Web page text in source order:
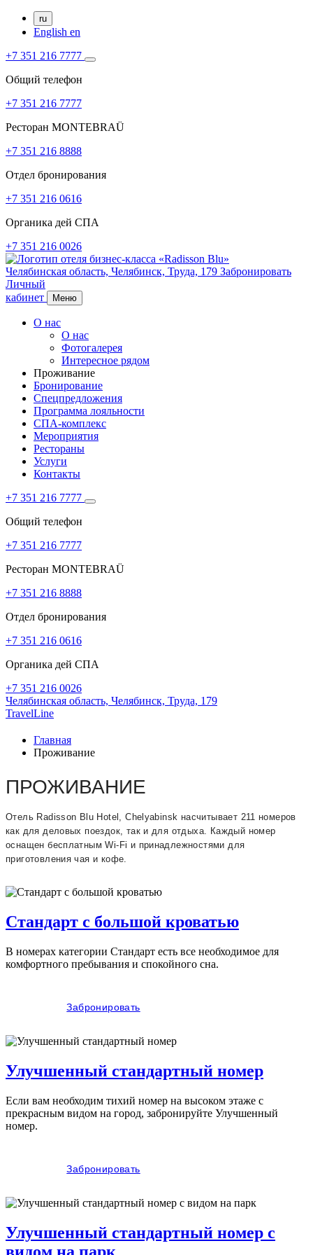
ru
English en
+7 351 216 7777
Общий телефон
+7 351 216 7777
Ресторан MONTEBRAÜ
+7 351 216 8888
Отдел бронирования
+7 351 216 0616
Органика дей СПА
+7 351 216 0026
Челябинская область, Челябинск, Труда, 179 Забронировать
Личный
кабинет
Меню
О нас
О нас
Фотогалерея
Интересное рядом
Проживание
Бронирование
Спецпредложения
Программа лояльности
СПА-комплекс
Мероприятия
Рестораны
Услуги
Контакты
+7 351 216 7777
Общий телефон
+7 351 216 7777
Ресторан MONTEBRAÜ
+7 351 216 8888
Отдел бронирования
+7 351 216 0616
Органика дей СПА
+7 351 216 0026
Челябинская область, Челябинск, Труда, 179
TravelLine
Главная
Проживание
ПРОЖИВАНИЕ
Отель Radisson Blu Hotel, Chelyabinsk насчитывает 211 номеров
как для деловых поездок, так и для отдыха. Каждый номер
оснащен бесплатным Wi-Fi и принадлежностями для
приготовления чая и кофе.
Стандарт с большой кроватью
В номерах категории Стандарт есть все необходимое для
комфортного пребывания и спокойного сна.
Забронировать
Улучшенный стандартный номер
Если вам необходим тихий номер на высоком этаже с
прекрасным видом на город, забронируйте Улучшенный
номер.
Забронировать
Улучшенный стандартный номер с
видом на парк